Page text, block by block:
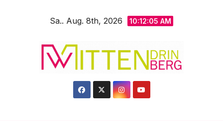
Sa.. Aug. 8th, 2026 10:12:07 AM